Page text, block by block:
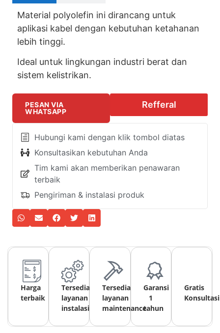
Material polyolefin ini dirancang untuk
aplikasi kabel dengan kebutuhan ketahanan
lebih tinggi.
Ideal untuk lingkungan industri berat dan
sistem kelistrikan.
PESAN VIA
WHATSAPP
Refferal
Hubungi kami dengan klik tombol diatas
Konsultasikan kebutuhan Anda
Tim kami akan memberikan penawaran
terbaik
Pengiriman & instalasi produk
Harga
terbaik
Tersedia
layanan
instalasi
Tersedia
layanan
maintenance
Garansi
1
tahun
Gratis
Konsultasi